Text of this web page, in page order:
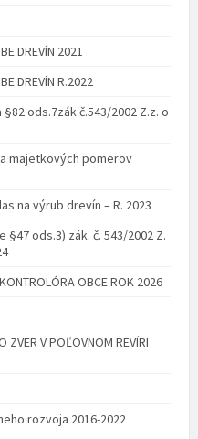
DREVÍN 2021
DREVÍN R.2022
ods.7zák.č.543/2002 Z.z. o
majetkových pomerov
na výrub drevín – R. 2023
ods.3) zák. č. 543/2002 Z.
OBCE ROK 2026
ZVER V POĽOVNOM REVÍRI
rozvoja 2016-2022